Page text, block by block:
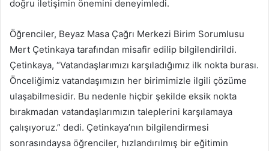
doğru iletişimin önemini deneyimledi.
Öğrenciler, Beyaz Masa Çağrı Merkezi Birim Sorumlusu
Mert Çetinkaya tarafından misafir edilip bilgilendirildi.
Çetinkaya, “Vatandaşlarımızı karşıladığımız ilk nokta burası.
Önceliğimiz vatandaşımızın her birimimizle ilgili çözüme
ulaşabilmesidir. Bu nedenle hiçbir şekilde eksik nokta
bırakmadan vatandaşlarımızın taleplerini karşılamaya
çalışıyoruz.” dedi. Çetinkaya’nın bilgilendirmesi
sonrasındaysa öğrenciler, hızlandırılmış bir eğitimin